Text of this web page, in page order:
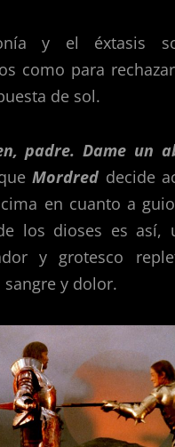
y el éxtasis
como para
de sol.
padre. Dame un
Mordred decide
en cuanto a
los dioses es así,
y grotesco
sangre y dolor.